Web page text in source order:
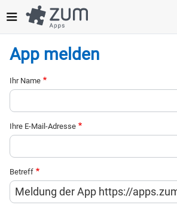
zum
Inhalt
App melden
Ihr Name
Ihre E-Mail-Adresse
Betreff